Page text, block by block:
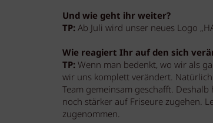
Und wie geht ihr weiter?
TP: Ab Juli wird unser neues Logo
Wie reagiert Ihr auf den sich
TP: Wenn man bedenkt, wo wir als
wir uns komplett verändert.
Team gemeinsam geschafft.
noch stärker auf Friseure zugehen.
zugenommen.